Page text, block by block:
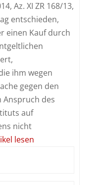
Az. XI ZR 168/13,
entschieden,
einen Kauf durch
ihm wegen
gegen den
Anspruch des
auf
nicht
lesen